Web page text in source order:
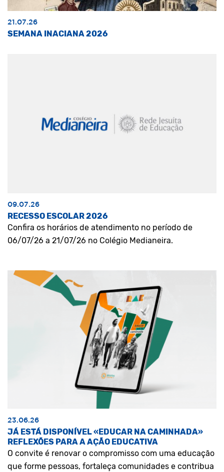
21.07.26
SEMANA INACIANA 2026
09.07.26
RECESSO ESCOLAR 2026
Confira os horários de atendimento no período de
06/07/26 a 21/07/26 no Colégio Medianeira.
23.06.26
JÁ ESTÁ DISPONÍVEL «EDUCAR NA CAMINHADA»
REFLEXÕES PARA A AÇÃO EDUCATIVA
O convite é renovar o compromisso com uma educação
que forme pessoas, fortaleça comunidades e contribua